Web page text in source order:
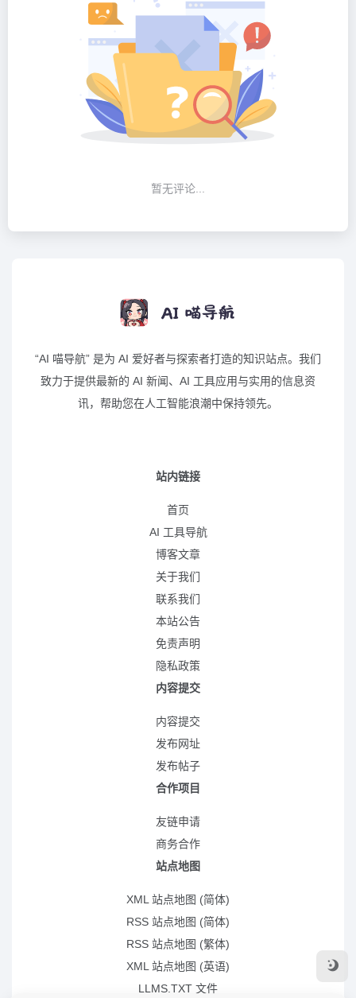
暂无评论...
“AI 喵导航” 是为 AI 爱好者与探索者打造的知识站点。我们
致力于提供最新的 AI 新闻、AI 工具应用与实用的信息资
讯，帮助您在人工智能浪潮中保持领先。
站内链接
首页
AI 工具导航
博客文章
关于我们
联系我们
本站公告
免责声明
隐私政策
内容提交
内容提交
发布网址
发布帖子
合作项目
友链申请
商务合作
站点地图
XML 站点地图 (简体)
RSS 站点地图 (简体)
RSS 站点地图 (繁体)
XML 站点地图 (英语)
LLMS.TXT 文件